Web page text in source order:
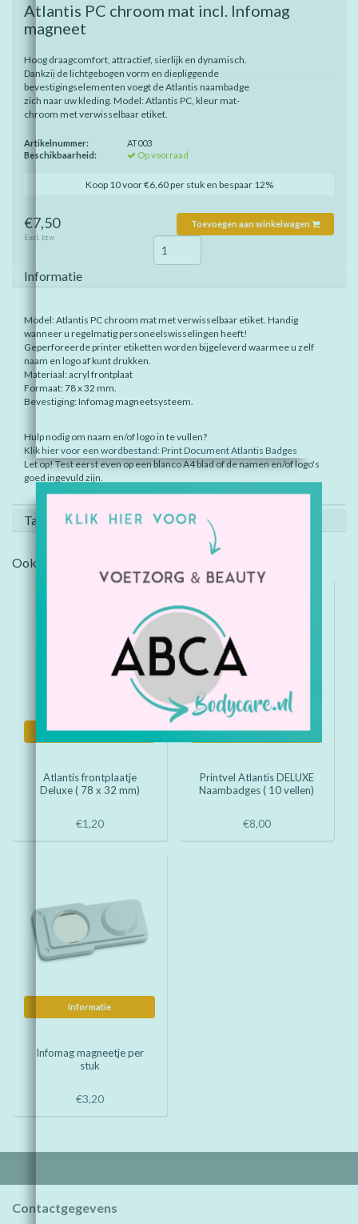
Atlantis PC chroom mat incl. Infomag
magneet
Hoog draagcomfort, attractief, sierlijk en dynamisch.
Dankzij de lichtgebogen vorm en diepliggende
bevestigingselementen voegt de Atlantis naambadge
zich naar uw kleding. Model: Atlantis PC, kleur mat-
chroom met verwisselbaar etiket.
Artikelnummer:
AT003
Beschikbaarheid:
Op voorraad
Koop 10 voor €6,60 per stuk en bespaar 12%
€7,50
Excl. btw
Toevoegen aan winkelwagen
Informatie
Model: Atlantis PC chroom mat met verwisselbaar etiket. Handig
wanneer u regelmatig personeelswisselingen heeft!
Geperforeerde printer etiketten worden bijgeleverd waarmee u zelf
naam en logo af kunt drukken.
Materiaal: acryl frontplaat
Formaat: 78 x 32 mm.
Bevestiging: Infomag magneetsysteem.
Hulp nodig om naam en/of logo in te vullen?
Klik hier voor een wordbestand: Print Document Atlantis Badges
Let op! Test eerst even op een blanco A4 blad of de namen en/of logo's
goed ingevuld zijn.
Tags (0)
Ook interessant?
Informatie
Atlantis frontplaatje
Deluxe ( 78 x 32 mm)
€1,20
Informatie
Printvel Atlantis DELUXE
Naambadges ( 10 vellen)
€8,00
Informatie
Infomag magneetje per
stuk
€3,20
Contactgegevens